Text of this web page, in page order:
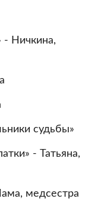
- Ничкина,
судьбы»
- Татьяна,
медсестра